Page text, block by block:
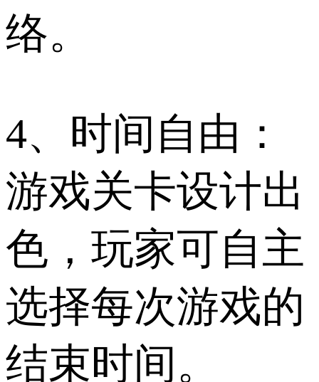
络。
4、时间自由：
游戏关卡设计出
色，玩家可自主
选择每次游戏的
结束时间。